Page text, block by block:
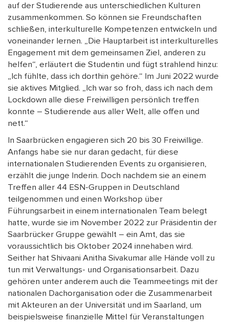
auf der Studierende aus unterschiedlichen Kulturen
zusammenkommen. So können sie Freundschaften
schließen, interkulturelle Kompetenzen entwickeln und
voneinander lernen. „Die Hauptarbeit ist interkulturelles
Engagement mit dem gemeinsamen Ziel, anderen zu
helfen“, erläutert die Studentin und fügt strahlend hinzu:
„Ich fühlte, dass ich dorthin gehöre.“ Im Juni 2022 wurde
sie aktives Mitglied. „Ich war so froh, dass ich nach dem
Lockdown alle diese Freiwilligen persönlich treffen
konnte – Studierende aus aller Welt, alle offen und
nett.“
In Saarbrücken engagieren sich 20 bis 30 Freiwillige.
Anfangs habe sie nur daran gedacht, für diese
internationalen Studierenden Events zu organisieren,
erzählt die junge Inderin. Doch nachdem sie an einem
Treffen aller 44 ESN-Gruppen in Deutschland
teilgenommen und einen Workshop über
Führungsarbeit in einem internationalen Team belegt
hatte, wurde sie im November 2022 zur Präsidentin der
Saarbrücker Gruppe gewählt – ein Amt, das sie
voraussichtlich bis Oktober 2024 innehaben wird.
Seither hat Shivaani Anitha Sivakumar alle Hände voll zu
tun mit Verwaltungs- und Organisationsarbeit. Dazu
gehören unter anderem auch die Teammeetings mit der
nationalen Dachorganisation oder die Zusammenarbeit
mit Akteuren an der Universität und im Saarland, um
beispielsweise finanzielle Mittel für Veranstaltungen